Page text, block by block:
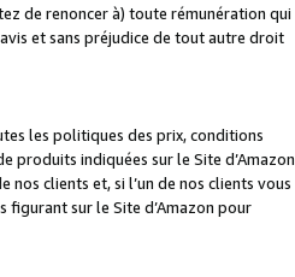
de renoncer à) toute rémunération qui
et sans préjudice de tout autre droit
les politiques des prix, conditions
produits indiquées sur le Site d’Amazon
clients et, si l’un de nos clients vous
figurant sur le Site d’Amazon pour